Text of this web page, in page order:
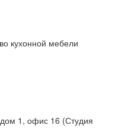
кухонной мебели
1, офис 16 (Студия